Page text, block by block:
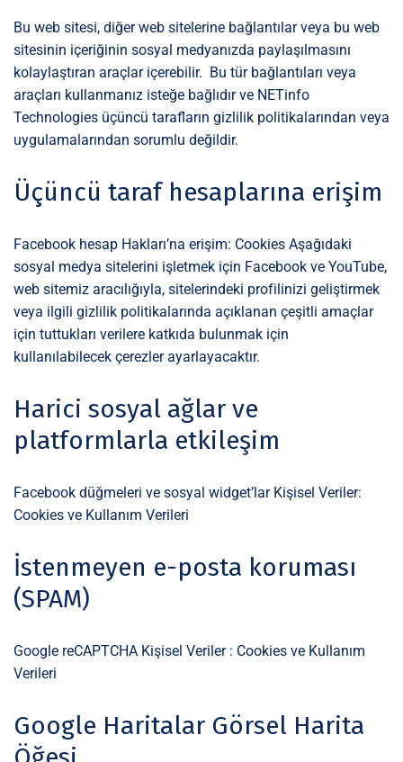
Bu web sitesi, diğer web sitelerine bağlantılar veya bu web
sitesinin içeriğinin sosyal medyanızda paylaşılmasını
kolaylaştıran araçlar içerebilir. Bu tür bağlantıları veya
araçları kullanmanız isteğe bağlıdır ve NETinfo
Technologies üçüncü tarafların gizlilik politikalarından veya
uygulamalarından sorumlu değildir.
Üçüncü taraf hesaplarına erişim
Facebook hesap Hakları’na erişim: Cookies Aşağıdaki
sosyal medya sitelerini işletmek için Facebook ve YouTube,
web sitemiz aracılığıyla, sitelerindeki profilinizi geliştirmek
veya ilgili gizlilik politikalarında açıklanan çeşitli amaçlar
için tuttukları verilere katkıda bulunmak için
kullanılabilecek çerezler ayarlayacaktır.
Harici sosyal ağlar ve
platformlarla etkileşim
Facebook düğmeleri ve sosyal widget’lar Kişisel Veriler:
Cookies ve Kullanım Verileri
İstenmeyen e-posta koruması
(SPAM)
Google reCAPTCHA Kişisel Veriler : Cookies ve Kullanım
Verileri
Google Haritalar Görsel Harita